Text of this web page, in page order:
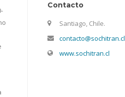
Contacto
Santiago, Chile.
contacto@sochitran.cl
www.sochitran.cl